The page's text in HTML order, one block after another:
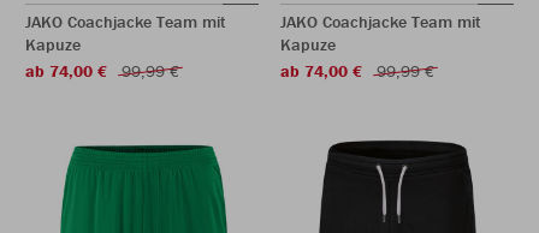
JAKO Coachjacke Team mit
Kapuze
ab 74,00 €
99,99 €
JAKO Coachjacke Team mit
Kapuze
ab 74,00 €
99,99 €